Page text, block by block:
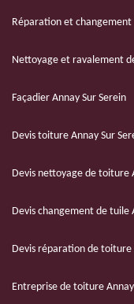
Réparation et changement
Nettoyage et ravalement
Façadier Annay Sur Serein
Devis toiture Annay Sur
Devis nettoyage de toiture
Devis changement de tuile
Devis réparation de toiture
Entreprise de toiture